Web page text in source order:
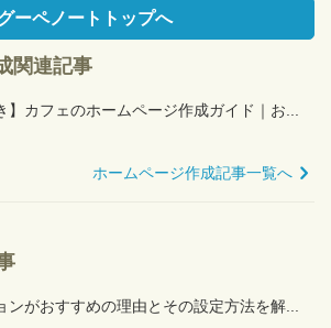
ーペノートトップへ
関連記事
】カフェのホームページ作成ガイド｜お...
ホームページ作成記事一覧へ
がおすすめの理由とその設定方法を解...